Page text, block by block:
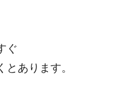
ぐ
あります。